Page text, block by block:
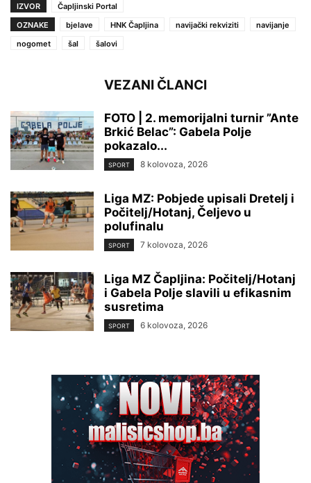
IZVOR
Čapljinski Portal
OZNAKE
bjelave HNK Čapljina navijački rekviziti
navijanje
nogomet
šal šalovi
VEZANI ČLANCI
FOTO | 2. memorijalni turnir ”Ante
Brkić Belac”: Gabela Polje
pokazalo...
SPORT 8 kolovoza, 2026
Liga MZ: Pobjede upisali Dretelj i
Počitelj/Hotanj, Čeljevo u
polufinalu
SPORT 7 kolovoza, 2026
Liga MZ Čapljina: Počitelj/Hotanj
i Gabela Polje slavili u efikasnim
susretima
SPORT 6 kolovoza, 2026